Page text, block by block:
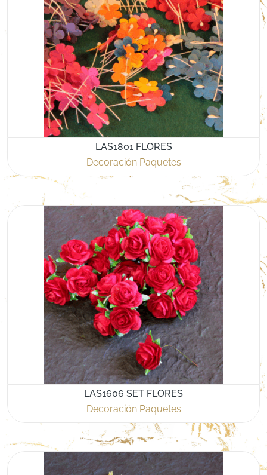
LAS1801 FLORES
Decoración Paquetes
LAS1606 SET FLORES
Decoración Paquetes